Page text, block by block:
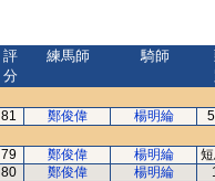
評
分
練馬師 騎師
81 鄭俊偉 楊明綸
79 鄭俊偉 楊明綸
80 鄭俊偉 楊明綸